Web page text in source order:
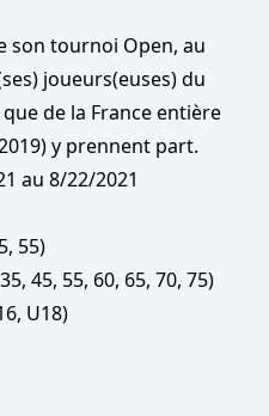
son tournoi Open, au
joueurs(euses) du
de la France entière
y prennent part.
au 8/22/2021
55)
45, 55, 60, 65, 70, 75)
U18)